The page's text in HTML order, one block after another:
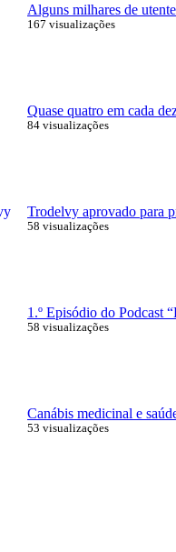
Alguns milhares de
167 visualizações
Quase quatro em cada
84 visualizações
Trodelvy aprovado para
58 visualizações
1.º Episódio do Podcast
58 visualizações
Canábis medicinal e
53 visualizações